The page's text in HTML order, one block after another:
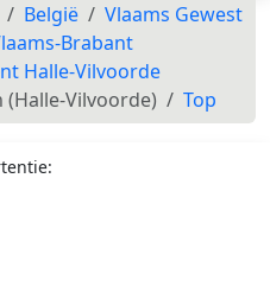
België
Vlaams Gewest
Brabant
Halle-Vilvoorde
(Halle-Vilvoorde)
Top